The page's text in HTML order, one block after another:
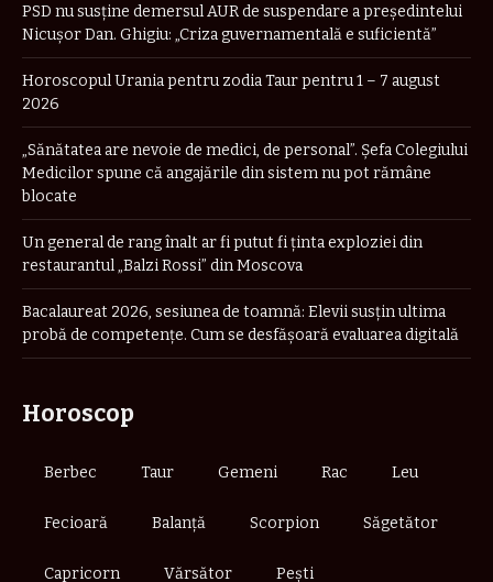
PSD nu susține demersul AUR de suspendare a președintelui
Nicușor Dan. Ghigiu: „Criza guvernamentală e suficientă”
Horoscopul Urania pentru zodia Taur pentru 1 – 7 august
2026
„Sănătatea are nevoie de medici, de personal”. Șefa Colegiului
Medicilor spune că angajările din sistem nu pot rămâne
blocate
Un general de rang înalt ar fi putut fi ținta exploziei din
restaurantul „Balzi Rossi” din Moscova
Bacalaureat 2026, sesiunea de toamnă: Elevii susțin ultima
probă de competențe. Cum se desfășoară evaluarea digitală
Horoscop
Berbec Taur Gemeni Rac Leu
Fecioară Balanță Scorpion Săgetător
Capricorn Vărsător Pești